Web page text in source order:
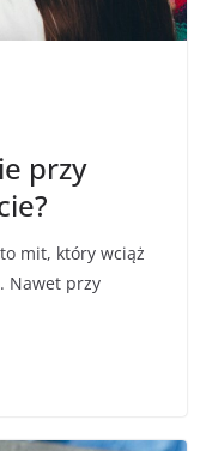
przy
mit, który wciąż
Nawet przy